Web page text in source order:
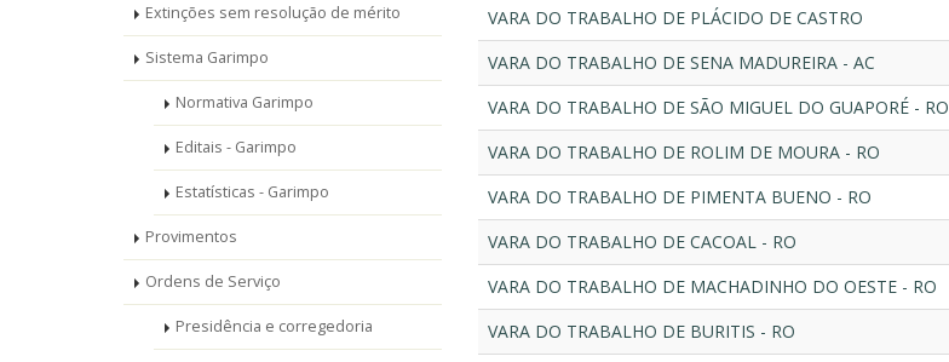
Extinções sem resolução de mérito
Sistema Garimpo
Normativa Garimpo
Editais - Garimpo
Estatísticas - Garimpo
Provimentos
Ordens de Serviço
Presidência e corregedoria
VARA DO TRABALHO DE PLÁCIDO DE CASTRO
VARA DO TRABALHO DE SENA MADUREIRA - AC
VARA DO TRABALHO DE SÃO MIGUEL DO GUAPORÉ - RO
VARA DO TRABALHO DE ROLIM DE MOURA - RO
VARA DO TRABALHO DE PIMENTA BUENO - RO
VARA DO TRABALHO DE CACOAL - RO
VARA DO TRABALHO DE MACHADINHO DO OESTE - RO
VARA DO TRABALHO DE BURITIS - RO